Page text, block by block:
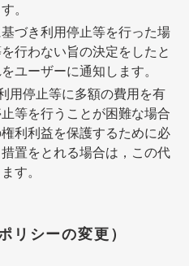
。
づき利用停止等を行った場
行わない旨の決定をしたと
ユーザーに通知します。
用停止等に多額の費用を有
等を行うことが困難な場合
利利益を保護するために必
置をとれる場合は，この代
す。
リシーの変更）